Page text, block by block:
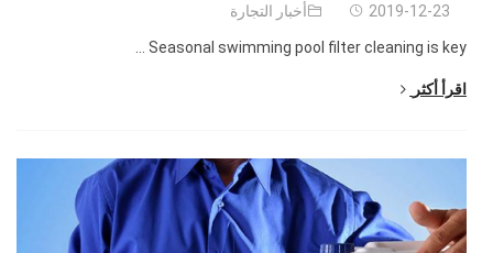
2019-12-23 أخبار التجارة
Seasonal swimming pool filter cleaning is key
اقرأ أكثر